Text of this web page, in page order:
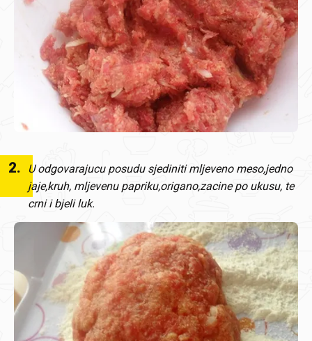
2.
U odgovarajucu posudu sjediniti mljeveno meso,jedno
jaje,kruh, mljevenu papriku,origano,zacine po ukusu, te
crni i bjeli luk.